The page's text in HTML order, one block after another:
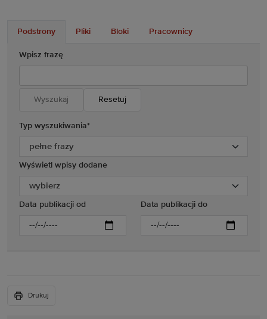
Podstrony Pliki Bloki Pracownicy
Wpisz frazę
Resetuj
Typ wyszukiwania*
Wyświetl wpisy dodane
Data publikacji od Data publikacji do
Drukuj